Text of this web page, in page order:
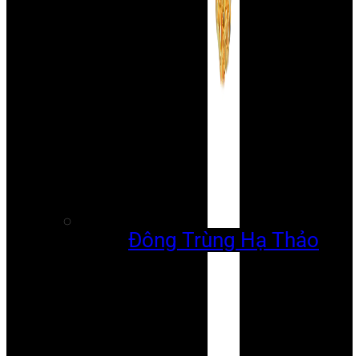
Đông Trùng Hạ Thảo